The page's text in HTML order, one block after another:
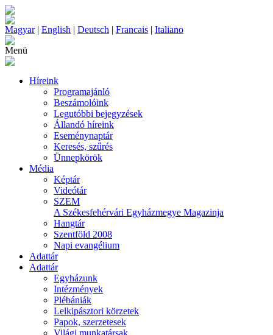
Magyar| English | Deutsch | Francais | Italiano
Menü
Híreink
Programajánló
Beszámolóink
Legutóbbi bejegyzések
Állandó híreink
Eseménynaptár
Keresés, szűrés
Ünnepkörök
Média
Képtár
Videótár
SZEM
A Székesfehérvári Egyházmegye Magazinja
Hangtár
Szentföld 2008
Napi evangélium
Adattár
Adattár
Egyházunk
Intézmények
Plébániák
Lelkipásztori körzetek
Papok, szerzetesek
Világi munkatársak